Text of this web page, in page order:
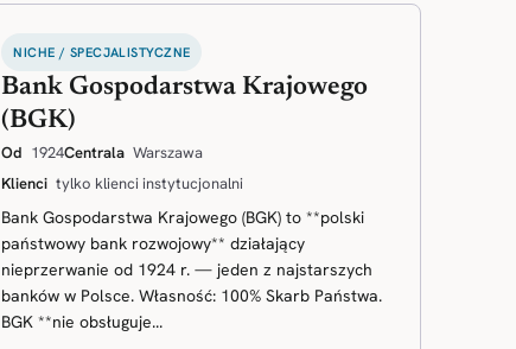
NICHE / SPECJALISTYCZNE
Bank Gospodarstwa Krajowego
(BGK)
Od 1924Centrala Warszawa
Klienci tylko klienci instytucjonalni
Bank Gospodarstwa Krajowego (BGK) to **polski
państwowy bank rozwojowy** działający
nieprzerwanie od 1924 r. — jeden z najstarszych
banków w Polsce. Własność: 100% Skarb Państwa.
BGK **nie obsługuje...